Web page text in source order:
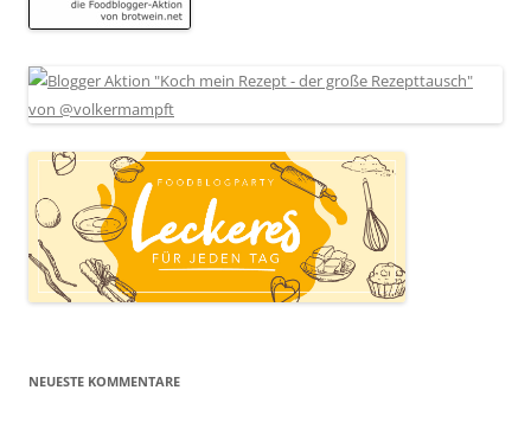
NEUESTE KOMMENTARE